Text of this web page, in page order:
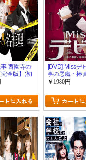
事 西園寺の
完全版】(初
版)
[DVD] Missデ
事の悪魔・椿
【完全版】(初
￥1980円